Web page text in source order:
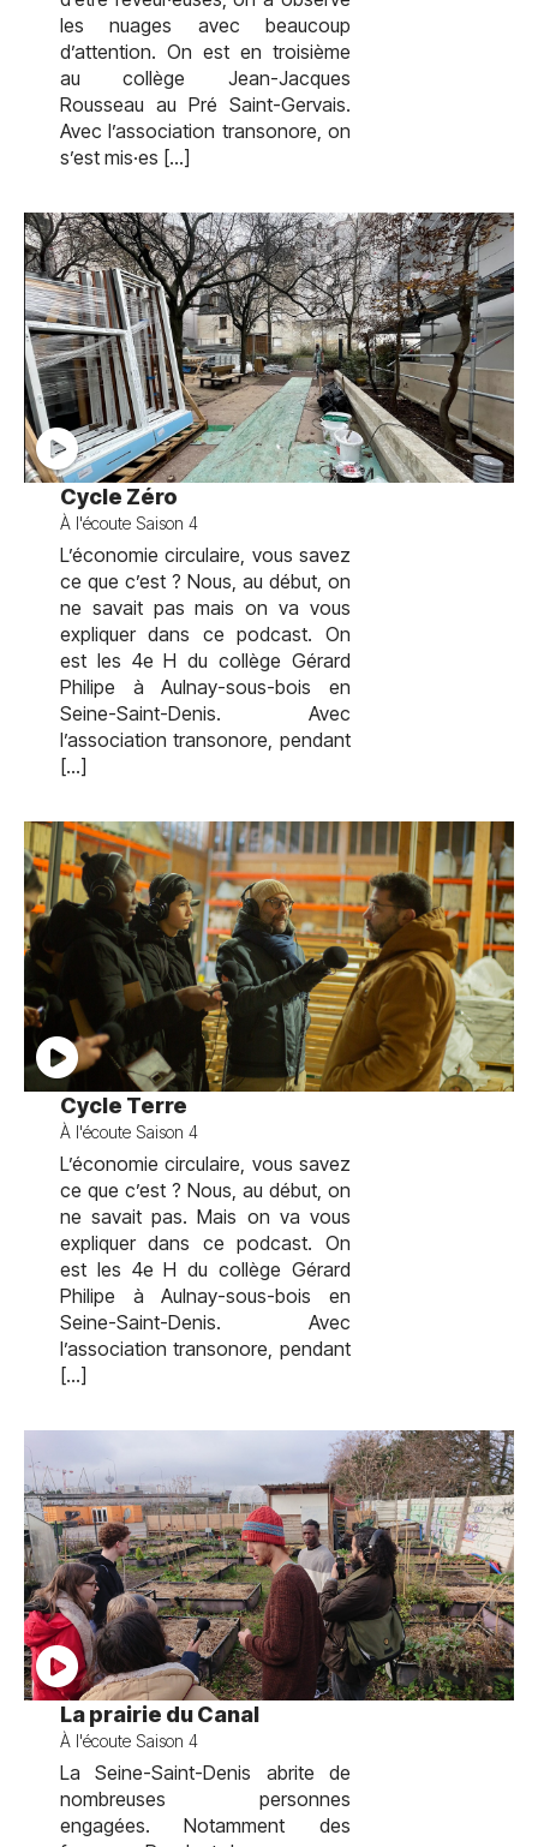
les nuages avec beaucoup
d’attention. On est en troisième
au collège Jean-Jacques
Rousseau au Pré Saint-Gervais.
Avec l’association transonore, on
s’est mis·es […]
Cycle Zéro
À l'écoute Saison 4
L’économie circulaire, vous savez
ce que c’est ? Nous, au début, on
ne savait pas mais on va vous
expliquer dans ce podcast. On
est les 4e H du collège Gérard
Philipe à Aulnay-sous-bois en
Seine-Saint-Denis. Avec
l’association transonore, pendant
[…]
Cycle Terre
À l'écoute Saison 4
L’économie circulaire, vous savez
ce que c’est ? Nous, au début, on
ne savait pas. Mais on va vous
expliquer dans ce podcast. On
est les 4e H du collège Gérard
Philipe à Aulnay-sous-bois en
Seine-Saint-Denis. Avec
l’association transonore, pendant
[…]
La prairie du Canal
À l'écoute Saison 4
La Seine-Saint-Denis abrite de
nombreuses personnes
engagées. Notamment des